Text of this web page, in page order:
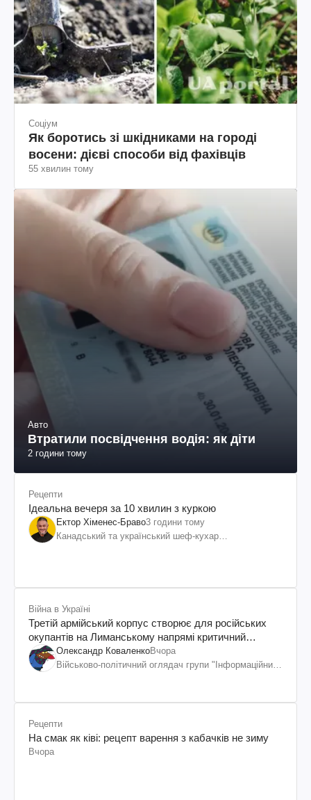
Соціум
Як боротись зі шкідниками на городі
восени: дієві способи від фахівців
55 хвилин тому
Авто
Втратили посвідчення водія: як діти
2 години тому
Рецепти
Ідеальна вечеря за 10 хвилин з куркою
Ектор Хіменес-Браво3 години тому
Канадський та український шеф-кухар
Війна в Україні
Третій армійський корпус створює для російських
окупантів на Лиманському напрямі критичний
дискомфорт: як це вдалося
Олександр КоваленкоВчора
Військово-політичний оглядач групи "Інформаційний
Рецепти
На смак як ківі: рецепт варення з кабачків не зиму
Вчора